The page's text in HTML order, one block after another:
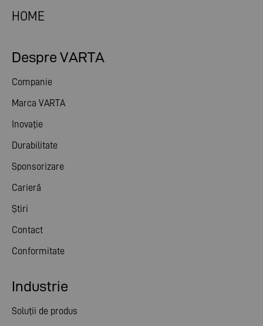
HOME
Despre VARTA
Companie
Marca VARTA
Inovaţie
Durabilitate
Sponsorizare
Carieră
Știri
Contact
Conformitate
Industrie
Soluții de produs